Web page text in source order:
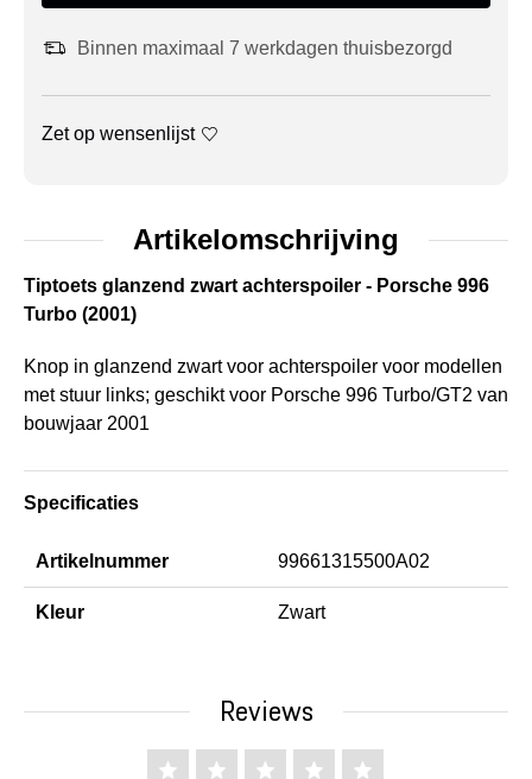
Binnen maximaal 7 werkdagen thuisbezorgd
Zet op wensenlijst
Artikelomschrijving
Tiptoets glanzend zwart achterspoiler - Porsche 996
Turbo (2001)
Knop in glanzend zwart voor achterspoiler voor modellen
met stuur links; geschikt voor Porsche 996 Turbo/GT2 van
bouwjaar 2001
Specificaties
Artikelnummer 99661315500A02
Kleur Zwart
Reviews